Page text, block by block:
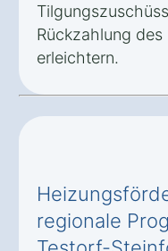
Rückzahlung des
erleichtern.
regionale